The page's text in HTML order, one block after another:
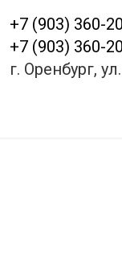
+7 (903) 360-
+7 (903) 360-
г. Оренбург,